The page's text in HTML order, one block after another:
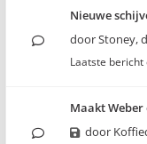
Nieuwe
doorStoney,
Laatste bericht
Maakt Weber
door